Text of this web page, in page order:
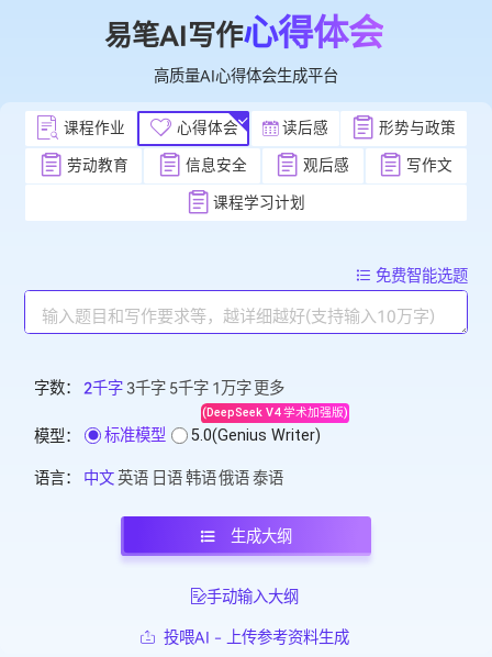
易笔AI写作心得体会
高质量AI心得体会生成平台
课程作业 心得体会 读后感
形势与
劳动教育
信息安全 观后感
写作
课程学习计划
免费智能
字数：2千字3千字5千字1万字更多
模型： 标准模型 5.0(Genius Writer)
日语韩语俄语泰语
生成大纲